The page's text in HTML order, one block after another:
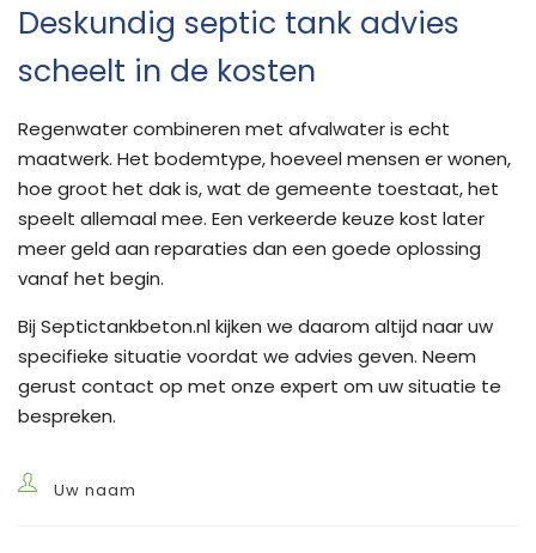
Deskundig septic tank advies
scheelt in de kosten
Regenwater combineren met afvalwater is echt
maatwerk. Het bodemtype, hoeveel mensen er wonen,
hoe groot het dak is, wat de gemeente toestaat, het
speelt allemaal mee. Een verkeerde keuze kost later
meer geld aan reparaties dan een goede oplossing
vanaf het begin.
Bij Septictankbeton.nl kijken we daarom altijd naar uw
specifieke situatie voordat we advies geven. Neem
gerust contact op met onze expert om uw situatie te
bespreken.